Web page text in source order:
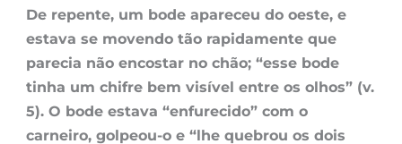
De repente, um bode apareceu do oeste, e
estava se movendo tão rapidamente que
parecia não encostar no chão; “esse bode
tinha um chifre bem visível entre os olhos” (v.
5). O bode estava “enfurecido” com o
carneiro, golpeou-o e “lhe quebrou os dois